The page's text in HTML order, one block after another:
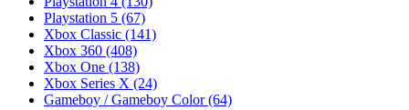
Playstation 5 (67)
Xbox Classic (141)
Xbox 360 (408)
Xbox One (138)
Xbox Series X (24)
Gameboy / Gameboy Color(64)